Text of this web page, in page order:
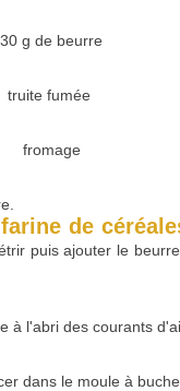
30 g de beurre
truite fumée
fromage
farine de
puis ajouter le
à l'abri des courants
dans le moule à